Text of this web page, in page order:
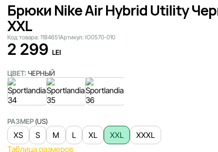
Брюки Nike Air Hybrid Utility
XXL
Код товара: 1184651Артикул: IO0570-010
2 299 LEI
ЦВЕТ: ЧЕРНЫЙ
РАЗМЕР (US)
XS S M L XL XXL
XXXL
Таблица размеров